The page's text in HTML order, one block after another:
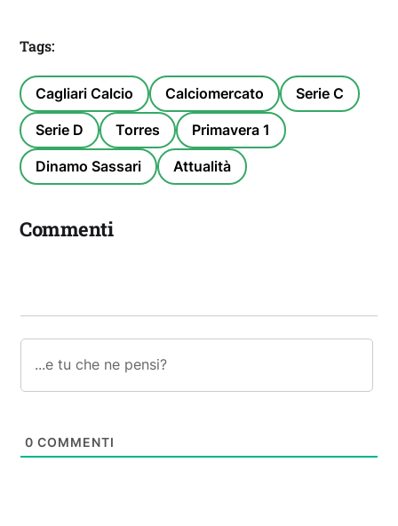
Tags:
Cagliari Calcio Calciomercato Serie C
Serie D Torres Primavera 1
Dinamo Sassari Attualità
Commenti
0 COMMENTI